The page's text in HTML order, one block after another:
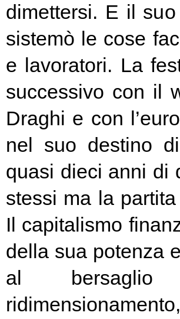
dimettersi. E il
sistemò le cose
e lavoratori. La
successivo con il
Draghi e con
nel suo destino
quasi dieci anni di
stessi ma la
Il capitalismo
della sua potenza
al